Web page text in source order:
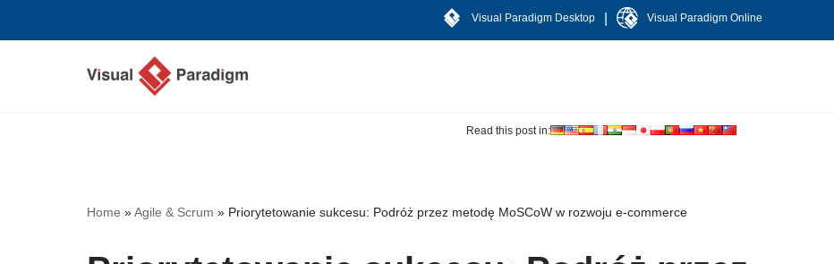
Visual Paradigm Desktop Visual Paradigm Online
Read this post in:
Home »Agile & Scrum » Priorytetowanie sukcesu: Podróż przez metodę MoSCoW w rozwoju e-commerce